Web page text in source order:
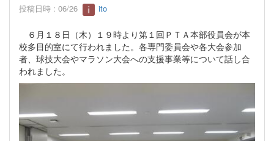
投稿日時 : 06/26 ito
６月１８日（木）１９時より第１回ＰＴＡ本部役員会が本
校多目的室にて行われました。各専門委員会や各大会参加
者、球技大会やマラソン大会への支援事業等について話し合
われました。